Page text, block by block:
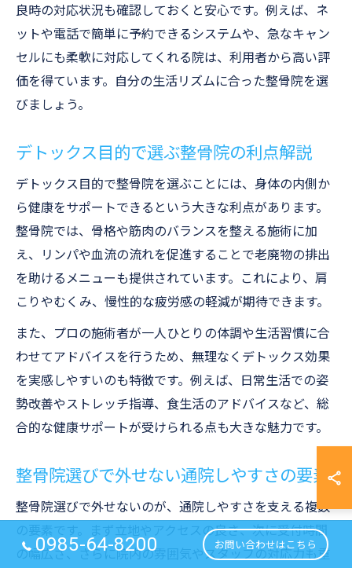
良時の対応状況も確認しておくと安心です。例えば、ネ
ットや電話で簡単に予約できるシステムや、急なキャン
セルにも柔軟に対応してくれる院は、利用者から高い評
価を得ています。自分の生活リズムに合った整骨院を選
びましょう。
デトックス目的で選ぶ整骨院の利点解説
デトックス目的で整骨院を選ぶことには、身体の内側か
ら健康をサポートできるという大きな利点があります。
整骨院では、骨格や筋肉のバランスを整える施術に加
え、リンパや血流の流れを促進することで老廃物の排出
を助けるメニューも提供されています。これにより、肩
こりやむくみ、慢性的な疲労感の軽減が期待できます。
また、プロの施術者が一人ひとりの体調や生活習慣に合
わせてアドバイスを行うため、無理なくデトックス効果
を実感しやすいのも特徴です。例えば、日常生活での姿
勢改善やストレッチ指導、食生活のアドバイスなど、総
合的な健康サポートが受けられる点も大きな魅力です。
整骨院選びで外せない通院しやすさの要素
整骨院選びで外せないのが、通院しやすさを支える複数
の要素です。まず立地やアクセスの良さ、次に受付時間
の幅広さ、さらに院内の雰囲気やスタッフの対応力も重
0985-64-8200 お問い合わせはこちら